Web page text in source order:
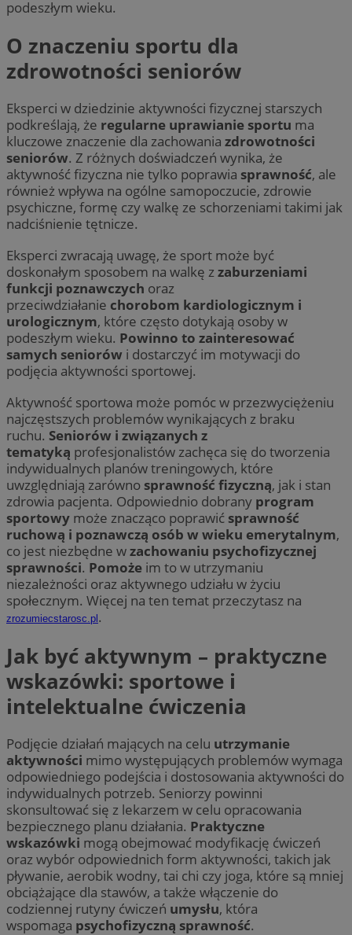
podeszłym wieku.
O znaczeniu sportu dla
zdrowotności seniorów
Eksperci w dziedzinie aktywności fizycznej starszych
podkreślają, że regularne uprawianie sportu ma
kluczowe znaczenie dla zachowania zdrowotności
seniorów. Z różnych doświadczeń wynika, że
aktywność fizyczna nie tylko poprawia sprawność, ale
również wpływa na ogólne samopoczucie, zdrowie
psychiczne, formę czy walkę ze schorzeniami takimi jak
nadciśnienie tętnicze.
Eksperci zwracają uwagę, że sport może być
doskonałym sposobem na walkę zzaburzeniami
funkcji poznawczych oraz
przeciwdziałanie chorobom kardiologicznym i
urologicznym, które często dotykają osoby w
podeszłym wieku. Powinno to zainteresować
samych seniorów i dostarczyć im motywacji do
podjęcia aktywności sportowej.
Aktywność sportowa może pomóc w przezwyciężeniu
najczęstszych problemów wynikających z braku
ruchu. Seniorów i związanych z
tematyką profesjonalistów zachęca się do tworzenia
indywidualnych planów treningowych, które
uwzględniają zarówno sprawność fizyczną, jak i stan
zdrowia pacjenta. Odpowiednio dobrany program
sportowy może znacząco poprawić sprawność
ruchową i poznawczą osób w wieku emerytalnym,
co jest niezbędne wzachowaniu psychofizycznej
sprawności. Pomoże im to w utrzymaniu
niezależności oraz aktywnego udziału w życiu
społecznym. Więcej na ten temat przeczytasz na
zrozumiecstarosc.pl .
Jak być aktywnym – praktyczne
wskazówki: sportowe i
intelektualne ćwiczenia
Podjęcie działań mających na celu utrzymanie
aktywności mimo występujących problemów wymaga
odpowiedniego podejścia i dostosowania aktywności do
indywidualnych potrzeb. Seniorzy powinni
skonsultować się z lekarzem w celu opracowania
bezpiecznego planu działania. Praktyczne
wskazówki mogą obejmować modyfikację ćwiczeń
oraz wybór odpowiednich form aktywności, takich jak
pływanie, aerobik wodny, tai chi czy joga, które są mniej
obciążające dla stawów, a także włączenie do
codziennej rutyny ćwiczeń umysłu, która
wspomaga psychofizyczną sprawność.